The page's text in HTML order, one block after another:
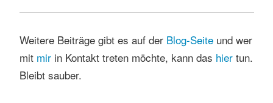
Weitere Beiträge gibt es auf der Blog-Seite und wer
mit mirin Kontakt treten möchte, kann das hiertun.
Bleibt sauber.